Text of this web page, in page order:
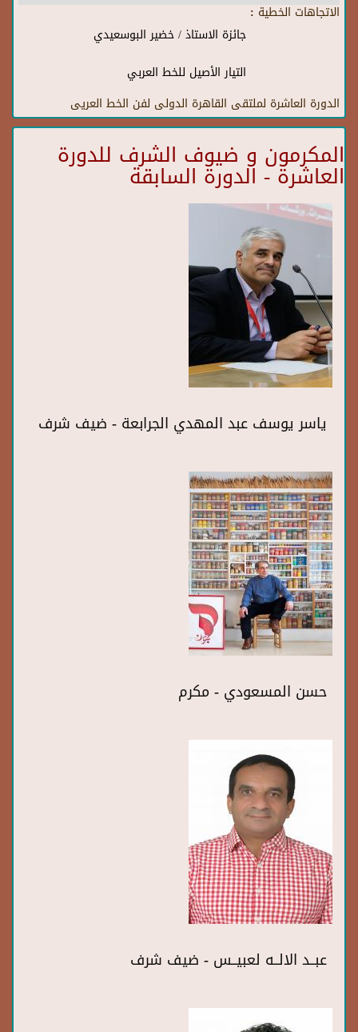
الاتجاهات الخطية :
جائزة الاستاذ / خضير البوسعيدي
التيار الأصيل للخط العربي
الدورة العاشرة لملتقى القاهرة الدولى لفن الخط العريى
المكرمون و ضيوف الشرف للدورة
العاشرة - الدورة السابقة
ياسر يوسف عبد المهدي الجرابعة - ضيف شرف
حسن المسعودي - مكرم
عبــد الالــه لعبيــس - ضيف شرف